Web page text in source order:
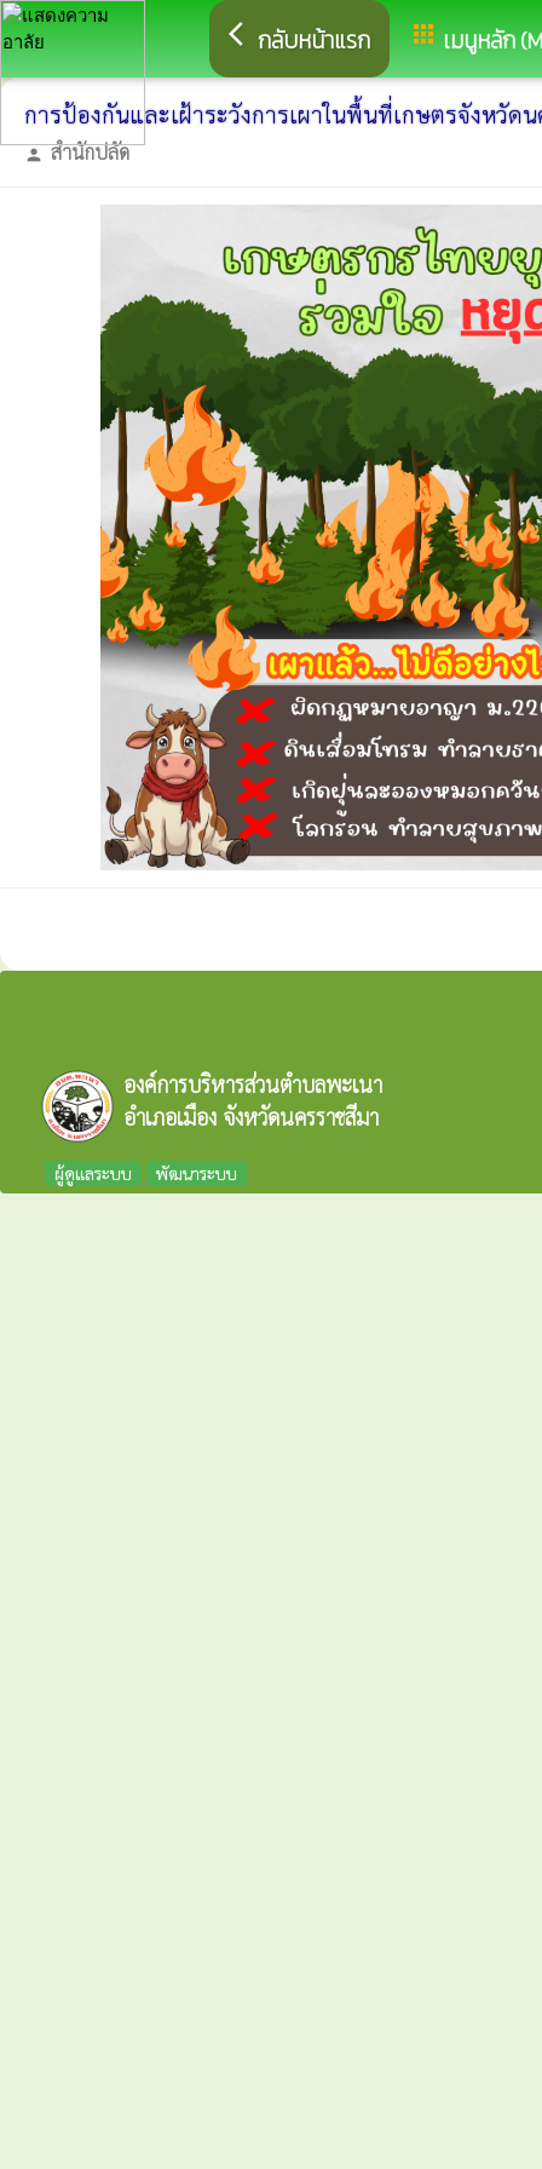
arrow_back_ios กลับหน้าแรก apps เมนูหลัก
การป้องกันและเฝ้าระวังการเผาในพื้นที่เกษตรจังหวัด
person สำนักปลัด
องค์การบริหารส่วนตำบลพะเนา
อำเภอเมือง จังหวัดนครราชสีมา
ผู้ดูแลระบบ พัฒนาระบบ